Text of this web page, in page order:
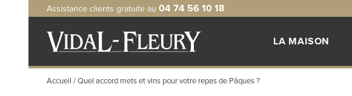
Assistance clients gratuite au 04 74 56 10 18
LA MAISON
Accueil Quel accord mets et vins pour votre repas de Pâques ?